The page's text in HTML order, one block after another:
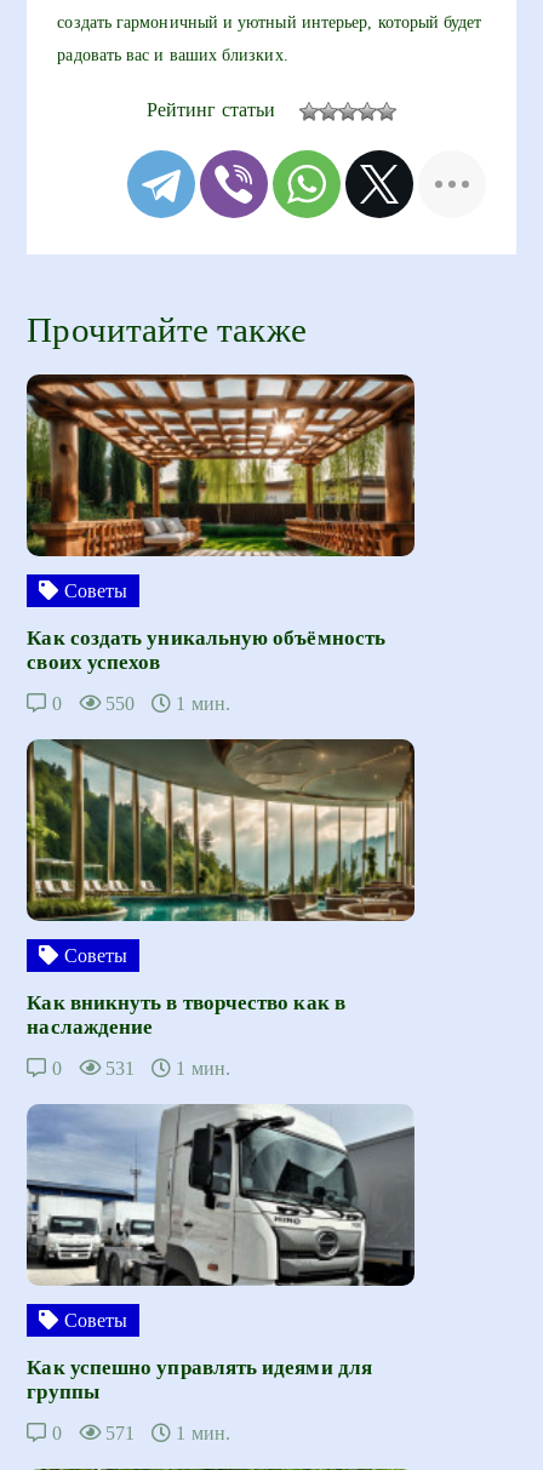
создать гармоничный и уютный интерьер, который будет
радовать вас и ваших близких.
Рейтинг статьи
Прочитайте также
Советы
Как создать уникальную объёмность
своих успехов
0 550 1 мин.
Советы
Как вникнуть в творчество как в
наслаждение
0 531 1 мин.
Советы
Как успешно управлять идеями для
группы
0 571 1 мин.